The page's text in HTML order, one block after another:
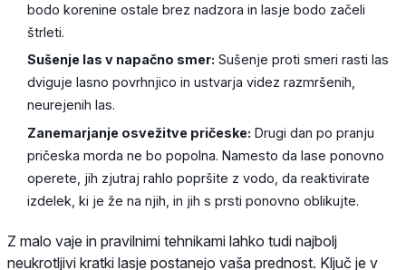
bodo korenine ostale brez nadzora in lasje bodo začeli
štrleti.
Sušenje las v napačno smer: Sušenje proti smeri rasti las
dviguje lasno povrhnjico in ustvarja videz razmršenih,
neurejenih las.
Zanemarjanje osvežitve pričeske: Drugi dan po pranju
pričeska morda ne bo popolna. Namesto da lase ponovno
operete, jih zjutraj rahlo popršite z vodo, da reaktivirate
izdelek, ki je že na njih, in jih s prsti ponovno oblikujte.
Z malo vaje in pravilnimi tehnikami lahko tudi najbolj
neukrotljivi kratki lasje postanejo vaša prednost. Ključ je v